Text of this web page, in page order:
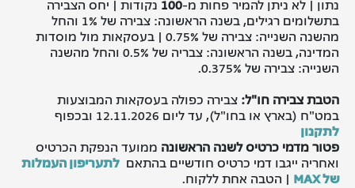
נתון | לא ניתן להמיר פחות מ-100 נקודות | יחס הצבירה
בתשלומים רגילים, בשנה הראשונה: צבירה של 1% והחל
מהשנה השנייה: צבירה של 0.75% | בעסקאות מול מוסדות
המדינה, בשנה הראשונה: צבריה של 0.5% והחל מהשנה
השנייה: צבירה של 0.375%.
הטבת צבירה חו"ל: צבירה כפולה בעסקאות המבוצעות
במט"ח (בארץ או בחו"ל), עד ליום 12.11.2026 ובכפוף
לתקנון
פטור מדמי כרטיס לשנה הראשונה ממועד הנפקת הכרטיס
ואחריה ייגבו דמי כרטיס חודשיים בהתאם לתעריפון העמלות
של MAX
| הטבה אחת ללקוח.